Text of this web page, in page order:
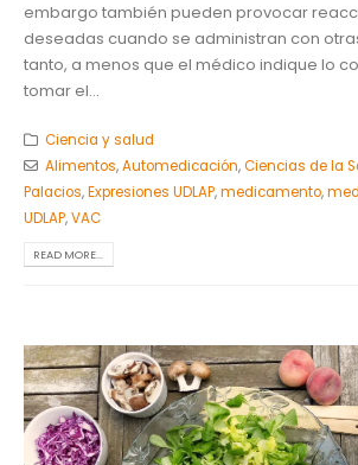
embargo también pueden provocar
deseadas cuando se administran con
tanto, a menos que el médico indique lo
tomar el...
Ciencia y salud
Alimentos,Automedicación,Ciencias de la
Palacios,Expresiones UDLAP,medicamento,
UDLAP,VAC
READ MORE...